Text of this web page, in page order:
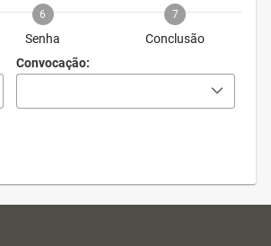
6
Senha
7
Conclusão
Convocação: